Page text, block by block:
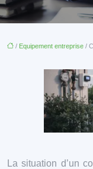
/ Equipement entreprise /
La situation d’un